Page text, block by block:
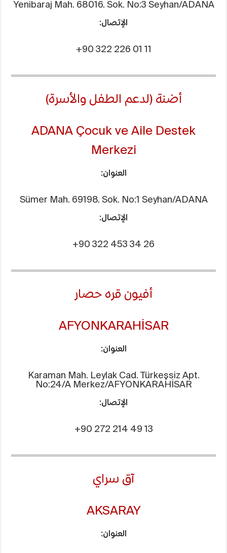
Yenibaraj Mah. 68016. Sok. No:3 Seyhan/ADANA
الإتصال:
+90 322 226 01 11
أضنة (لدعم الطفل والأسرة)
ADANA Çocuk ve Aile Destek
Merkezi
العنوان:
Sümer Mah. 69198. Sok. No:1 Seyhan/ADANA
الإتصال:
+90 322 453 34 26
أفيون قره حصار
AFYONKARAHİSAR
العنوان:
Karaman Mah. Leylak Cad. Türkeşsiz Apt.
No:24/A Merkez/AFYONKARAHİSAR
الإتصال:
+90 272 214 49 13
آق سراي
AKSARAY
العنوان: